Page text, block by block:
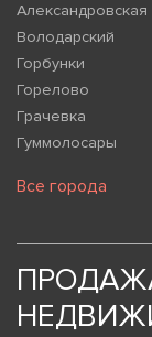
Александровская
Володарский
Горбунки
Горелово
Грачевка
Гуммолосары
Все города